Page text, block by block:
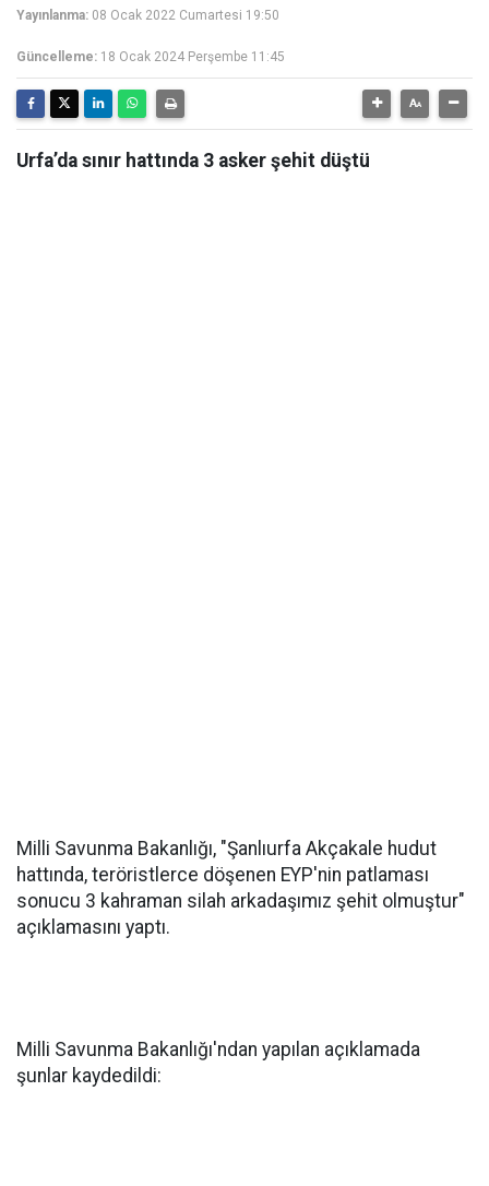
Yayınlanma: 08 Ocak 2022 Cumartesi 19:50
Güncelleme: 18 Ocak 2024 Perşembe 11:45
Urfa’da sınır hattında 3 asker şehit düştü
Milli Savunma Bakanlığı, "Şanlıurfa Akçakale hudut
hattında, teröristlerce döşenen EYP'nin patlaması
sonucu 3 kahraman silah arkadaşımız şehit olmuştur"
açıklamasını yaptı.
Milli Savunma Bakanlığı'ndan yapılan açıklamada
şunlar kaydedildi: